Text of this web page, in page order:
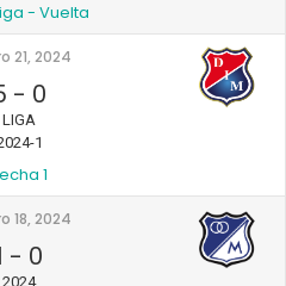
- Vuelta
21, 2024
- 0
LIGA
1
1
18, 2024
- 0
2024